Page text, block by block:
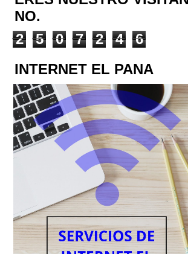
NO.
2
5 0 7 2 4
6
INTERNET EL PANA